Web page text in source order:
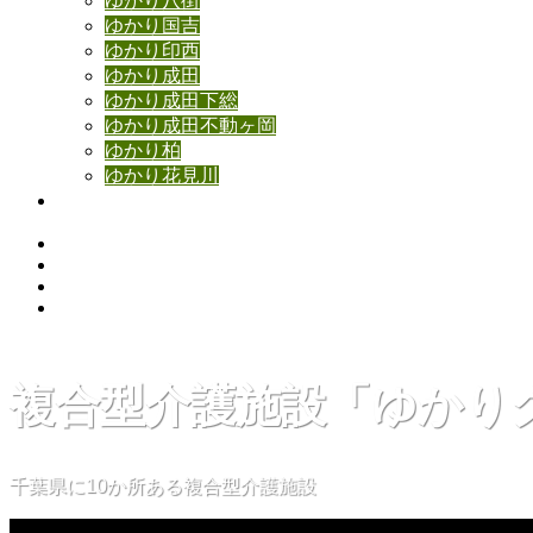
ゆかり国吉
ゆかり印西
ゆかり成田
ゆかり成田下総
ゆかり成田不動ヶ岡
ゆかり柏
ゆかり花見川
複合型介護施設「ゆかり
千葉県に10か所ある複合型介護施設